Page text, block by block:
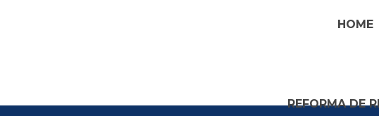
HOME
REFORMA DE